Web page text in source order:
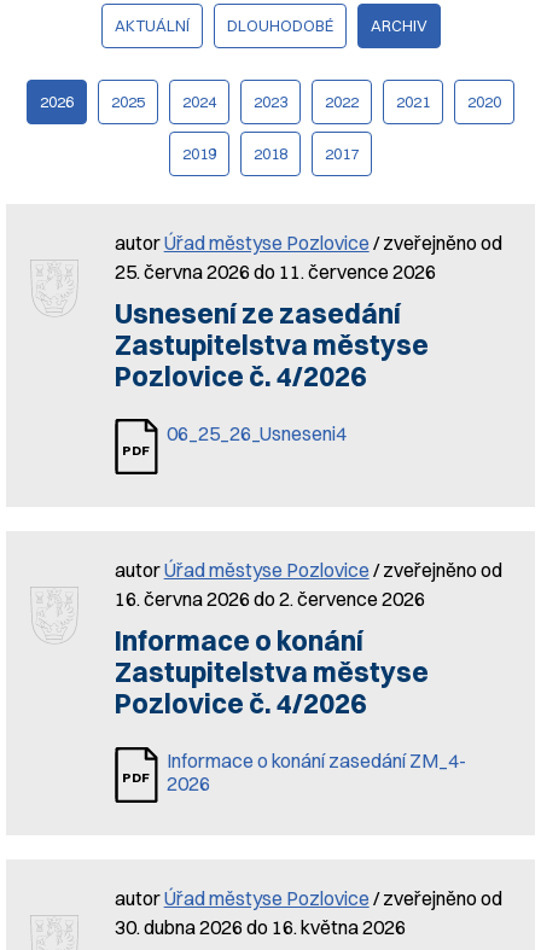
AKTUÁLNÍ DLOUHODOBÉ ARCHIV
2026 2025 2024 2023 2022 2021 2020
2019 2018 2017
autorÚřad městyse Pozlovice / zveřejněno od
25. června 2026 do 11. července 2026
Usnesení ze zasedání
Zastupitelstva městyse
Pozlovice č. 4/2026
06_25_26_Usneseni4
autorÚřad městyse Pozlovice / zveřejněno od
16. června 2026 do 2. července 2026
Informace o konání
Zastupitelstva městyse
Pozlovice č. 4/2026
Informace o konání zasedání ZM_4-
2026
autorÚřad městyse Pozlovice / zveřejněno od
30. dubna 2026 do 16. května 2026